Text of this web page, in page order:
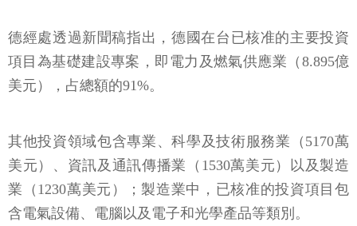
德經處透過新聞稿指出，德國在台已核准的主要投資
項目為基礎建設專案，即電力及燃氣供應業（8.895億
美元），占總額的91%。
其他投資領域包含專業、科學及技術服務業（5170萬
美元）、資訊及通訊傳播業（1530萬美元）以及製造
業（1230萬美元）；製造業中，已核准的投資項目包
含電氣設備、電腦以及電子和光學產品等類別。